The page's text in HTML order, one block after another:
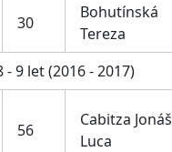
30
Bohutínská
Tereza
- 9 let (2016 - 2017)
56
Cabitza Jonáš
Luca